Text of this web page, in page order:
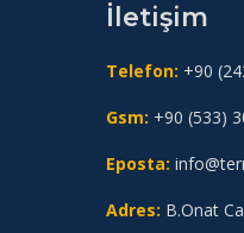
İletişim
Telefon: +90
Gsm: +90 (533)
Eposta:
Adres: B.Onat